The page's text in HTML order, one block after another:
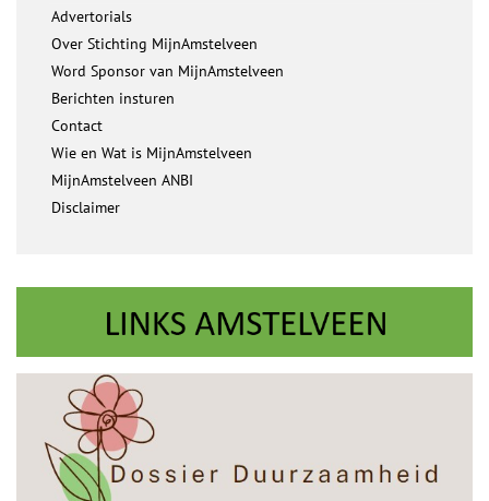
Advertorials
Over Stichting MijnAmstelveen
Word Sponsor van MijnAmstelveen
Berichten insturen
Contact
Wie en Wat is MijnAmstelveen
MijnAmstelveen ANBI
Disclaimer